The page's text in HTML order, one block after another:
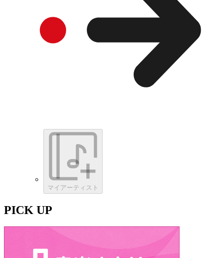
マイアーティスト
PICK UP